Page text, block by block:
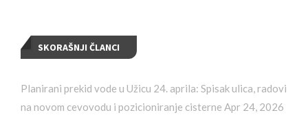
SKORAŠNJI ČLANCI
Planirani prekid vode u Užicu 24. aprila: Spisak ulica, radovi
na novom cevovodu i pozicioniranje cisterne Apr 24, 2026